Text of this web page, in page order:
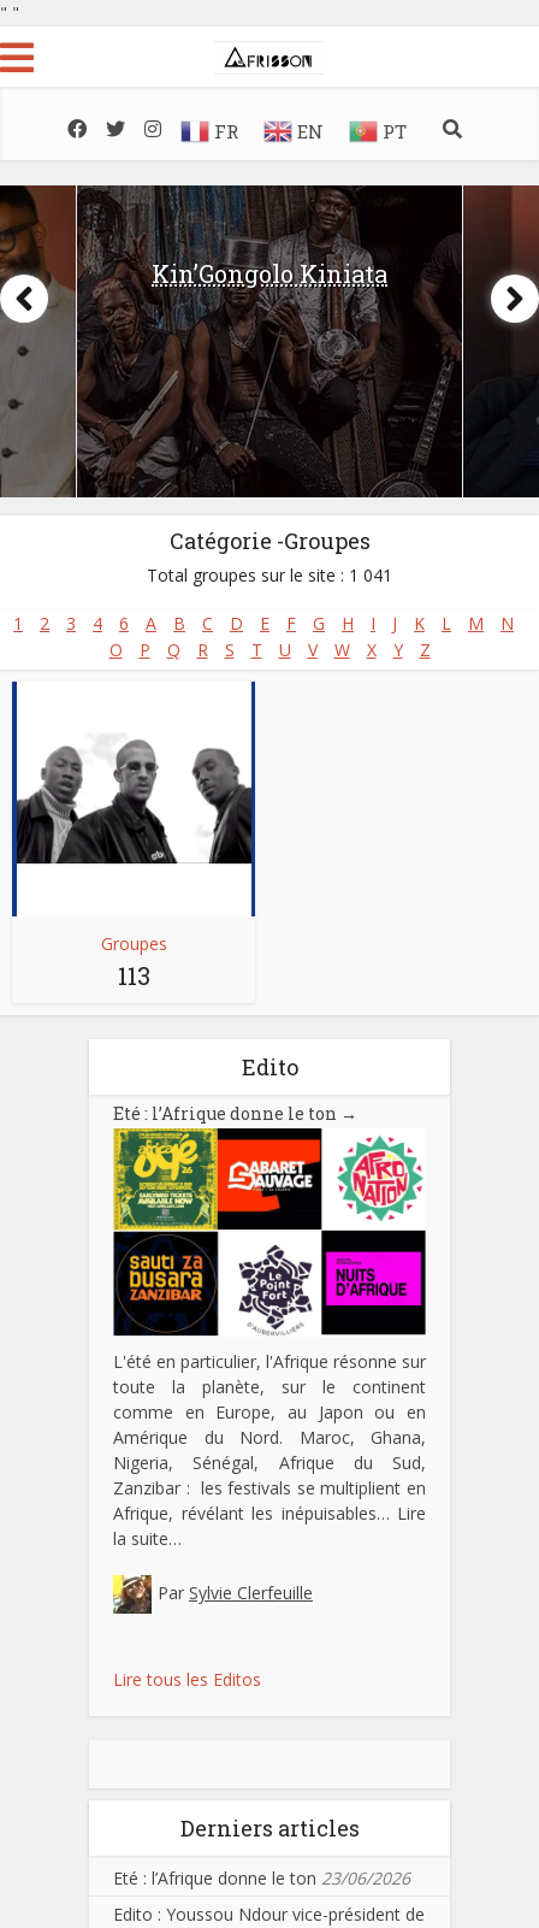
" "
FR EN PT
Kin’Gongolo Kiniata
Catégorie -Groupes
Total groupes sur le site : 1 041
1 2 3 4 6 A B C D E F G H I J K L M
N
O
P Q R S T U V W X Y Z
Groupes
113
Edito
Eté : l’Afrique donne le ton →
L'été en particulier, l'Afrique résonne sur
toute la planète, sur le continent
comme en Europe, au Japon ou en
Amérique du Nord. Maroc, Ghana,
Nigeria, Sénégal, Afrique du Sud,
Zanzibar : les festivals se multiplient en
Afrique, révélant les inépuisables… Lire
la suite…
Par Sylvie Clerfeuille
Lire tous les Editos
Derniers articles
Eté : l’Afrique donne le ton 23/06/2026
Edito : Youssou Ndour vice-président de